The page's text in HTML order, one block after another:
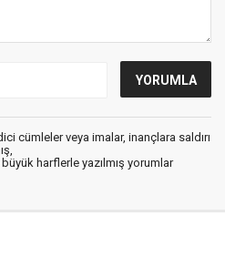
cümleler veya imalar, inançlara saldırı
harflerle yazılmış yorumlar